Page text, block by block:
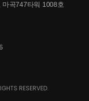
곡747타워 1008호
RESERVED.